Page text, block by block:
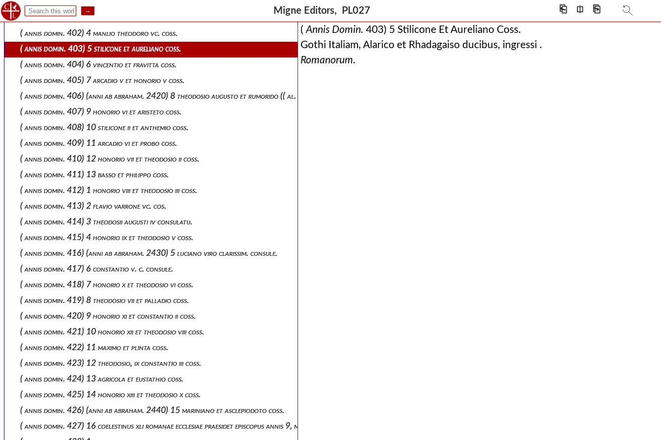
Migne Editors, PL027 ⎗ ⎅ ⎘
( annis domin. 401) 3 honorio iv et eutychiano coss.
( annis domin. 402) 4 manlio theodoro vc. coss.
( annis domin. 403) 5 stilicone et aureliano coss.
( annis domin. 404) 6 vincentio et fravitta coss.
( annis domin. 405) 7 arcadio v et honorio v coss.
( annis domin. 406) (anni ab abraham. 2420) 8 theodosio augusto et rumorido (( al. rimoridio, male )) coss.
( annis domin. 407) 9 honorio vi et aristeto coss.
( annis domin. 408) 10 stilicone ii et anthemio coss.
( annis domin. 409) 11 arcadio vi et probo coss.
( annis domin. 410) 12 honorio vii et theodosio ii coss.
( annis domin. 411) 13 basso et philippo coss.
( annis domin. 412) 1 honorio viii et theodosio iii coss.
( annis domin. 413) 2 flavio varrone vc. cos.
( annis domin. 414) 3 theodosii augusti iv consulatu.
( annis domin. 415) 4 honorio ix et theodosio v coss.
( annis domin. 416) (anni ab abraham. 2430) 5 luciano viro clarissim. consule.
( annis domin. 417) 6 constantio v. c. consule.
( annis domin. 418) 7 honorio x et theodosio vi coss.
( annis domin. 419) 8 theodosio vii et palladio coss.
( annis domin. 420) 9 honorio xi et constantio ii coss.
( annis domin. 421) 10 honorio xii et theodosio viii coss.
( annis domin. 422) 11 maximo et plinta coss.
( annis domin. 423) 12 theodosio, ix constantio iii coss.
( annis domin. 424) 13 agricola et eustathio coss.
( annis domin. 425) 14 honorio xiii et theodosio x coss.
( annis domin. 426) (anni ab abraham. 2440) 15 mariniano et asclepiodoto coss.
( annis domin. 427) 16 coelestinus xli romanae ecclesiae praesidet episcopus annis 9, mensibus 10, diebus 17.
( Annis Domin. 403) 5 Stilicone Et Aureliano Coss.
Gothi Italiam, Alarico et Rhadagaiso ducibus, ingressi .
Romanorum.